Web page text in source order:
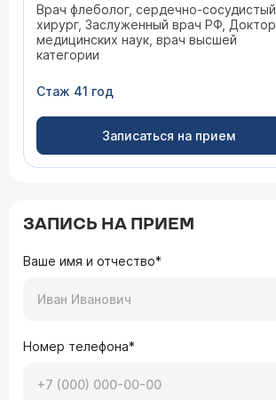
Врач флеболог, сердечно-сосудистый
хирург, Заслуженный врач РФ, Доктор
медицинских наук, врач высшей
категории
Стаж 41 год
Записаться на прием
ЗАПИСЬ НА ПРИЕМ
Ваше имя и отчество*
Номер телефона*